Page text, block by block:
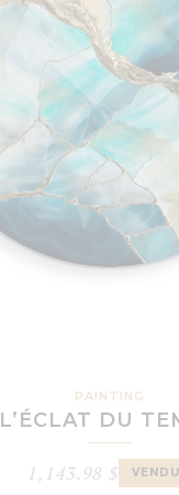
PAINTING
L’ÉCLAT DU
1,143.98 $ VENDU